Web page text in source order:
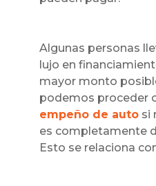
Algunas personas
lujo en
mayor monto
podemos proceder
empeño de autosi
es completamente
Esto se relaciona